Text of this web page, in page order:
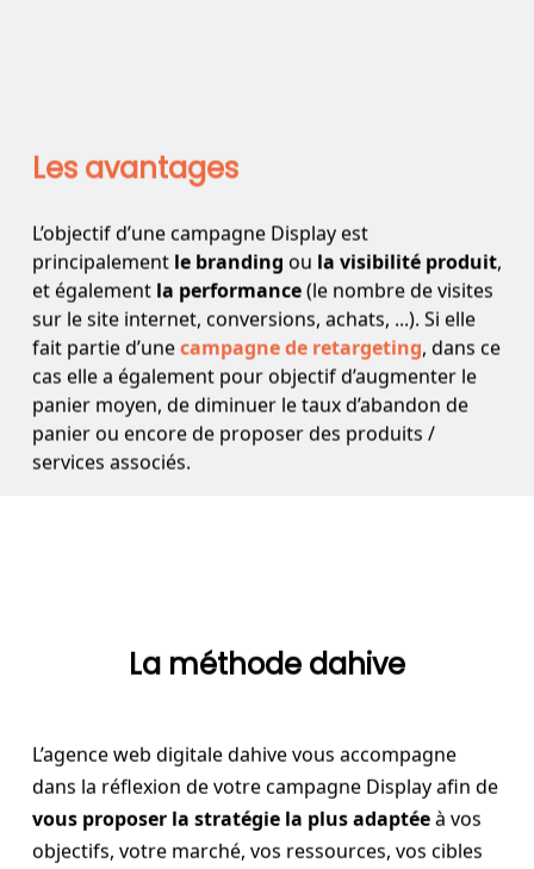
Les avantages
L’objectif d’une campagne Display est
principalement le branding ou la visibilité produit,
et également la performance(le nombre de visites
sur le site internet, conversions, achats, ...). Si elle
fait partie d’unecampagne de retargeting, dans ce
cas elle a également pour objectif d’augmenter le
panier moyen, de diminuer le taux d’abandon de
panier ou encore de proposer des produits /
services associés.
La méthode dahive
L’agence web digitale dahive vous accompagne
dans la réflexion de votre campagne Display afin de
vous proposer la stratégie la plus adaptéeà vos
objectifs, votre marché, vos ressources, vos cibles